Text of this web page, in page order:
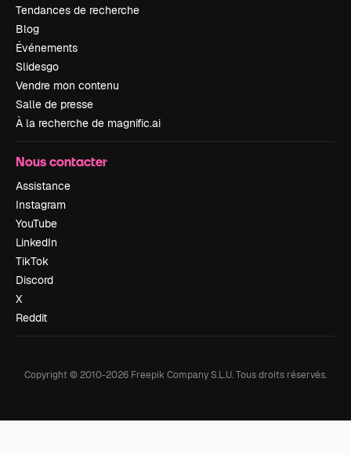
Tendances de recherche
Blog
Événements
Slidesgo
Vendre mon contenu
Salle de presse
À la recherche de magnific.ai
Nous contacter
Assistance
Instagram
YouTube
LinkedIn
TikTok
Discord
X
Reddit
Copyright © 2010-2026 Freepik Company S.L.U.Tous droits réservés.